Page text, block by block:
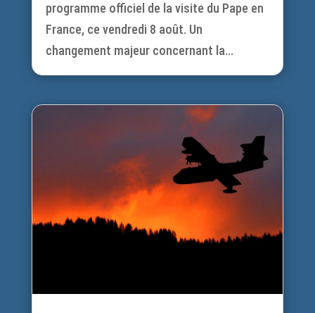
programme officiel de la visite du Pape en
France, ce vendredi 8 août. Un
changement majeur concernant la...